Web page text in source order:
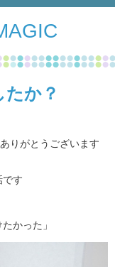
か？
りがとうございます
です
かった」